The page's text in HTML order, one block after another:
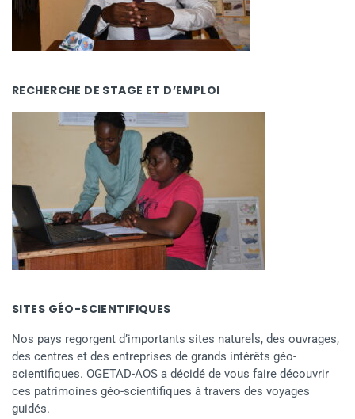
RECHERCHE DE STAGE ET D’EMPLOI
SITES GÉO-SCIENTIFIQUES
Nos pays regorgent d’importants sites naturels, des ouvrages,
des centres et des entreprises de grands intérêts géo-
scientifiques. OGETAD-AOS a décidé de vous faire découvrir
ces patrimoines géo-scientifiques à travers des voyages
guidés.